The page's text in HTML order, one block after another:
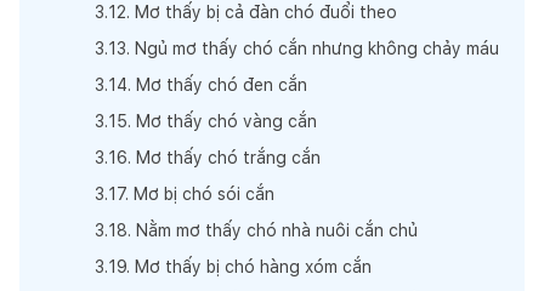
3.12. Mơ thấy bị cả đàn chó đuổi theo
3.13. Ngủ mơ thấy chó cắn nhưng không chảy máu
3.14. Mơ thấy chó đen cắn
3.15. Mơ thấy chó vàng cắn
3.16. Mơ thấy chó trắng cắn
3.17. Mơ bị chó sói cắn
3.18. Nằm mơ thấy chó nhà nuôi cắn chủ
3.19. Mơ thấy bị chó hàng xóm cắn